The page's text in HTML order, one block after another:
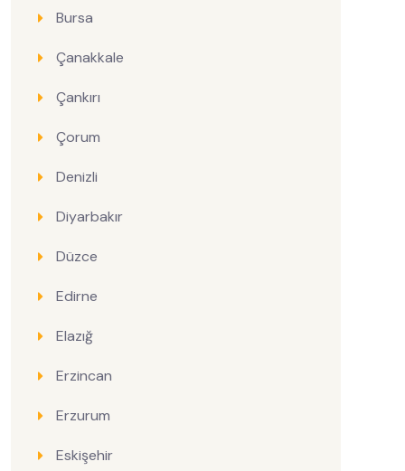
Bursa
Çanakkale
Çankırı
Çorum
Denizli
Diyarbakır
Düzce
Edirne
Elazığ
Erzincan
Erzurum
Eskişehir